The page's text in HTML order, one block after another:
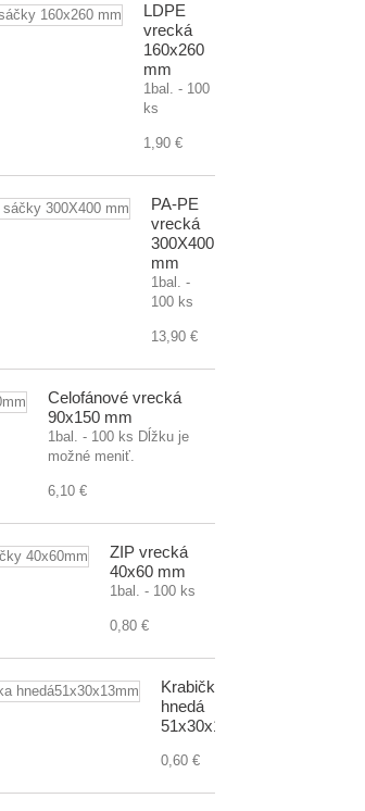
LDPE
vrecká
160x260
mm
1bal. - 100
ks
1,90 €
PA-PE
vrecká
300X400
mm
1bal. -
100 ks
13,90 €
Celofánové vrecká
90x150 mm
1bal. - 100 ks Dĺžku je
možné meniť.
6,10 €
ZIP vrecká
40x60 mm
1bal. - 100 ks
0,80 €
Krabička
hnedá
51x30x13mm
0,60 €